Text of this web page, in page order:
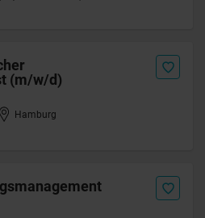
(m/w/d)
Hamburg